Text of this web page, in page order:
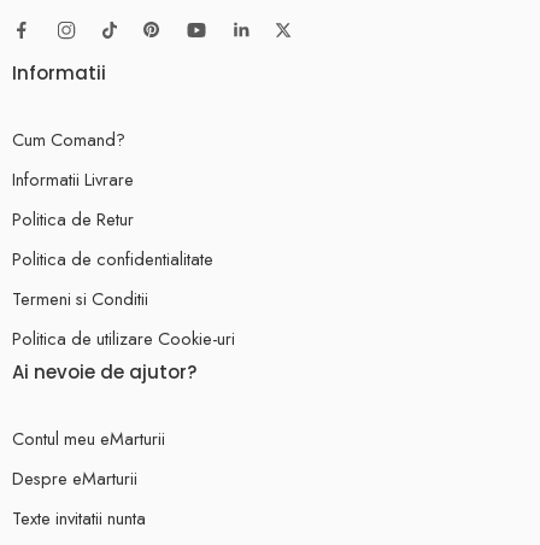
Informatii
Cum Comand?
Informatii Livrare
Politica de Retur
Politica de confidentialitate
Termeni si Conditii
Politica de utilizare Cookie-uri
Ai nevoie de ajutor?
Contul meu eMarturii
Despre eMarturii
Texte invitatii nunta